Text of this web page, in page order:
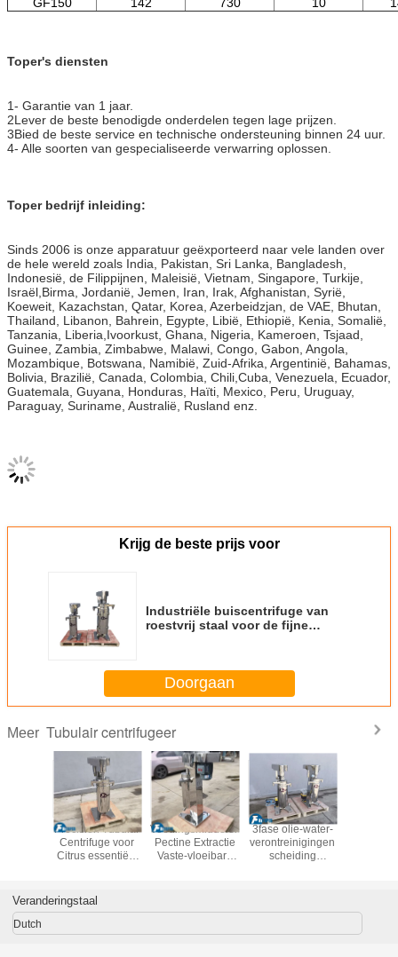
Toper's diensten
1- Garantie van 1 jaar.
2Lever de beste benodigde onderdelen tegen lage prijzen.
3Bied de beste service en technische ondersteuning binnen 24 uur.
4- Alle soorten van gespecialiseerde verwarring oplossen.
Toper bedrijf inleiding:
Sinds 2006 is onze apparatuur geëxporteerd naar vele landen over
de hele wereld zoals India, Pakistan, Sri Lanka, Bangladesh,
Indonesië, de Filippijnen, Maleisië, Vietnam, Singapore, Turkije,
Israël,Birma, Jordanië, Jemen, Iran, Irak, Afghanistan, Syrië,
Koeweit, Kazachstan, Qatar, Korea, Azerbeidzjan, de VAE, Bhutan,
Thailand, Libanon, Bahrein, Egypte, Libië, Ethiopië, Kenia, Somalië,
Tanzania, Liberia,Ivoorkust, Ghana, Nigeria, Kameroen, Tsjaad,
Guinee, Zambia, Zimbabwe, Malawi, Congo, Gabon, Angola,
Mozambique, Botswana, Namibië, Zuid-Afrika, Argentinië, Bahamas,
Bolivia, Brazilië, Canada, Colombia, Chili,Cuba, Venezuela, Ecuador,
Guatemala, Guyana, Honduras, Haïti, Mexico, Peru, Uruguay,
Paraguay, Suriname, Australië, Rusland enz.
Krijg de beste prijs voor
Industriële buiscentrifuge van
roestvrij staal voor de fijne
Doorgaan
Meer Tubulair centrifugeer
Precision Tubular
Centrifuge voor
Citrus essentiële
Voedingsmiddelenindustrie
Pectine Extractie
Vaste-vloeibare
Tubulaire
3fase olie-water-
verontreinigingen
scheiding
Veranderingstaal
Dutch